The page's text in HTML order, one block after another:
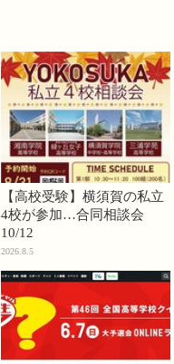
【高校受験】横須賀の私立
4校が参加…合同相談会
10/12
2026.8.5